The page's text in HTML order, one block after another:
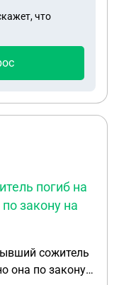
что
погиб на
закону на
она по закону